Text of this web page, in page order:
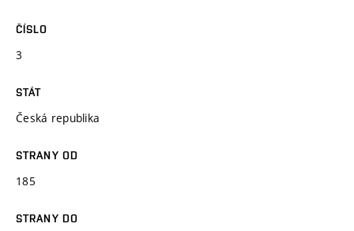
ČÍSLO
3
STÁT
Česká republika
STRANY OD
185
STRANY DO